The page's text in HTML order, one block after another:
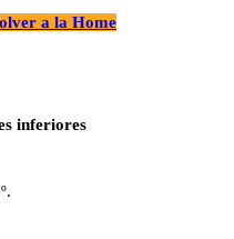
a la Home
inferiores